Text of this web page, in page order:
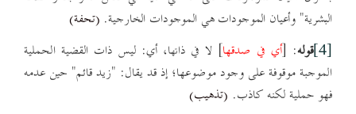
البشرية" وأعيان الموجودات هي الموجودات الخارجية. (تحفة)
[4]قوله: [أي في صدقها] لا في ذاتها، أي: ليس ذات القضية الحملية
الموجبة موقوفة على وجود موضوعها؛ إذ قد يقال: "زيد قائم" حين عدمه
فهو حملية لكنه كاذب. (تذهيب)